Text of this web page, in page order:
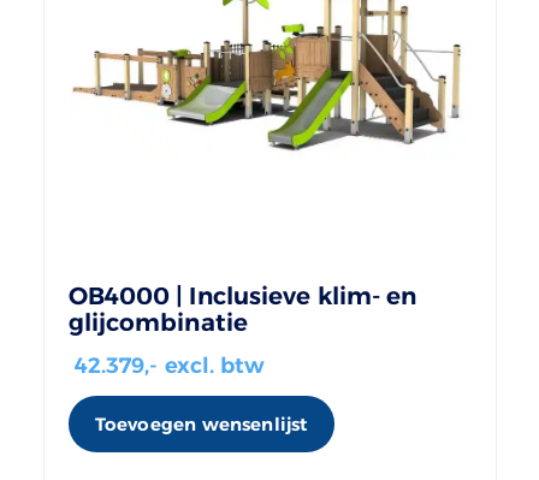
OB4000 | Inclusieve klim- en
glijcombinatie
42.379,- excl. btw
Toevoegen wensenlijst